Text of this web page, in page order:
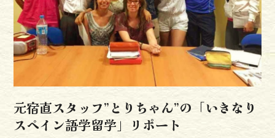
元宿直スタッフ”とりちゃん”の「いきなり
スペイン語学留学」リポート